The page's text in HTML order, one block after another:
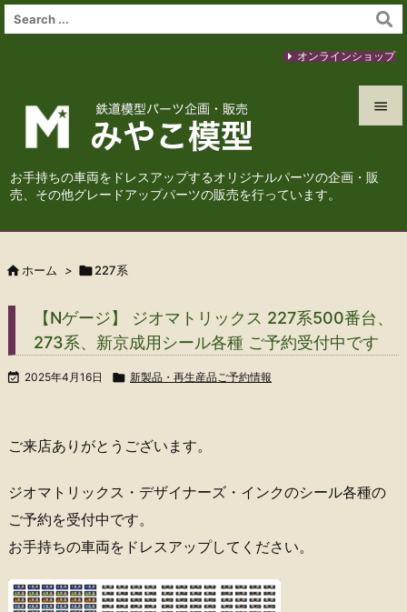
お手持ちの車両をドレスアップするオリジナルパーツの企画・販
売、その他グレードアップパーツの販売を行っています。




検索
オンラインショップ
 ホーム > 227系
【Nゲージ】 ジオマトリックス 227系500番台、
273系、新京成用シール各種 ご予約受付中です
 2025年4月16日  新製品・再生産品ご予約情報
ご来店ありがとうございます。
ジオマトリックス・デザイナーズ・インクのシール各種の
ご予約を受付中です。
お手持ちの車両をドレスアップしてください。